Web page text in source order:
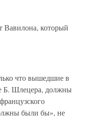
Вавилона, который
что вышедшие в
Б. Шлецера, должны
были бы», не